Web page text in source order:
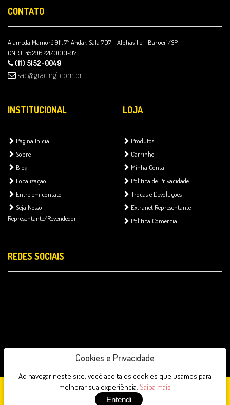
CONTATO
Alameda Mamoré 911, 7º Andar, Sala 707 - Alphaville - Barueri/SP
CNPJ: 45.296.221/0001-97
(11) 5152-0049
sac@gracing1.com.br
INSTITUCIONAL
Página Inicial
Sobre
Blog
Localização
Entre em contato
Seja Nosso
Representante/Revendedor
LOJA
Produtos
Carrinho
Minha Conta
Política de Privacidade
Trocas e Devoluções
Extranet Representante
Política Comercial
REDES SOCIAIS
Gracing Brasil © 2026 - Todos os direitos reservados
Cookies e Privacidade
Ao navegar neste site, você aceita os cookies que usamos para
melhorar sua experiência. Saiba mais
Entendi